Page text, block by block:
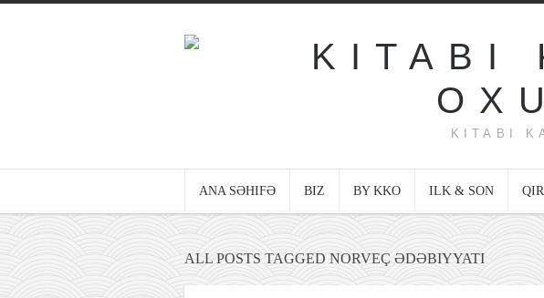
KITABI
ANA SƏHIFƏ BIZ BY KKO ILK & SON
ALL POSTS TAGGED NORVEÇ ƏDƏBIYYATI